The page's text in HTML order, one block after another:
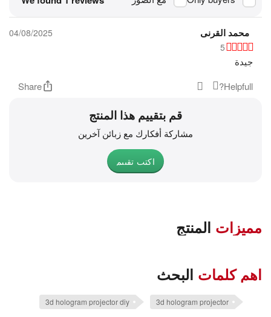
محمد القرنى
04/08/2025
5
جيدة
Helpfull?
Share
قم بتقييم هذا المنتج
مشاركة أفكارك مع زبائن آخرين
اكتب تقييم
مميزات المنتج
اهم كلمات البحث
3d hologram projector
3d hologram projector diy